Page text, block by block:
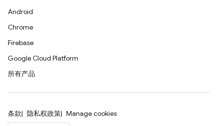
Android
Chrome
Firebase
Google Cloud Platform
所有产品
条款 隐私权政策 Manage cookies